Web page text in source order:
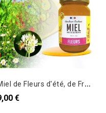
M
iel de Fleurs d'été, de France - Existe en 250g et 500g
€